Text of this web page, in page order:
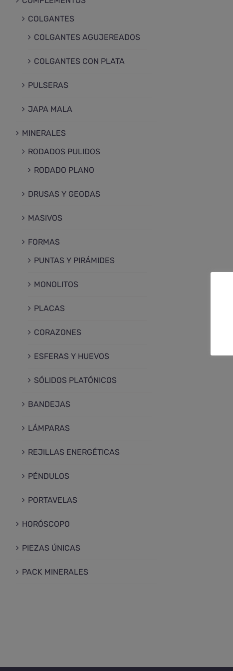
COLGANTES
COLGANTES AGUJEREADOS
COLGANTES CON PLATA
PULSERAS
JAPA MALA
MINERALES
RODADOS PULIDOS
RODADO PLANO
DRUSAS Y GEODAS
MASIVOS
FORMAS
PUNTAS Y PIRÁMIDES
MONOLITOS
PLACAS
CORAZONES
ESFERAS Y HUEVOS
SÓLIDOS PLATÓNICOS
BANDEJAS
LÁMPARAS
REJILLAS ENERGÉTICAS
PÉNDULOS
PORTAVELAS
HORÓSCOPO
PIEZAS ÚNICAS
PACK MINERALES